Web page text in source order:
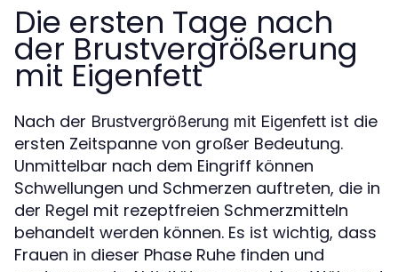
Die ersten Tage nach
der Brustvergrößerung
mit Eigenfett
Nach der Brustvergrößerung mit Eigenfett ist die
ersten Zeitspanne von großer Bedeutung.
Unmittelbar nach dem Eingriff können
Schwellungen und Schmerzen auftreten, die in
der Regel mit rezeptfreien Schmerzmitteln
behandelt werden können. Es ist wichtig, dass
Frauen in dieser Phase Ruhe finden und